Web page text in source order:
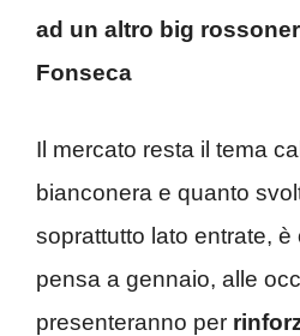
ad un altro big
Fonseca
Il mercato resta il tema
bianconera e quanto
soprattutto lato entrate, è
pensa a gennaio, alle
presenteranno per